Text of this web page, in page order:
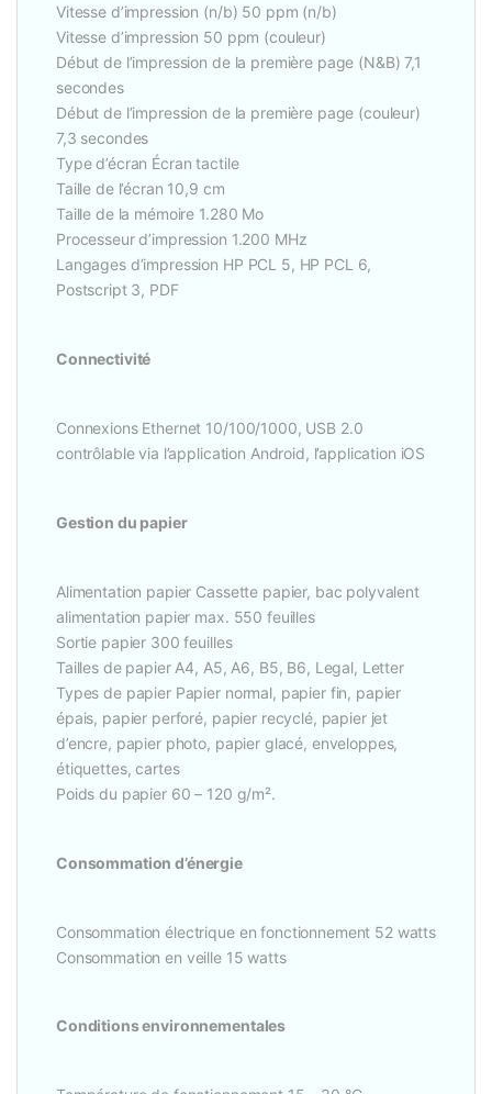
Vitesse d’impression (n/b) 50 ppm (n/b)
Vitesse d’impression 50 ppm (couleur)
Début de l’impression de la première page (N&B) 7,1
secondes
Début de l’impression de la première page (couleur)
7,3 secondes
Type d’écran Écran tactile
Taille de l’écran 10,9 cm
Taille de la mémoire 1.280 Mo
Processeur d’impression 1.200 MHz
Langages d’impression HP PCL 5, HP PCL 6,
Postscript 3, PDF
Connectivité
Connexions Ethernet 10/100/1000, USB 2.0
contrôlable via l’application Android, l’application iOS
Gestion du papier
Alimentation papier Cassette papier, bac polyvalent
alimentation papier max. 550 feuilles
Sortie papier 300 feuilles
Tailles de papier A4, A5, A6, B5, B6, Legal, Letter
Types de papier Papier normal, papier fin, papier
épais, papier perforé, papier recyclé, papier jet
d’encre, papier photo, papier glacé, enveloppes,
étiquettes, cartes
Poids du papier 60 – 120 g/m².
Consommation d’énergie
Consommation électrique en fonctionnement 52 watts
Consommation en veille 15 watts
Conditions environnementales